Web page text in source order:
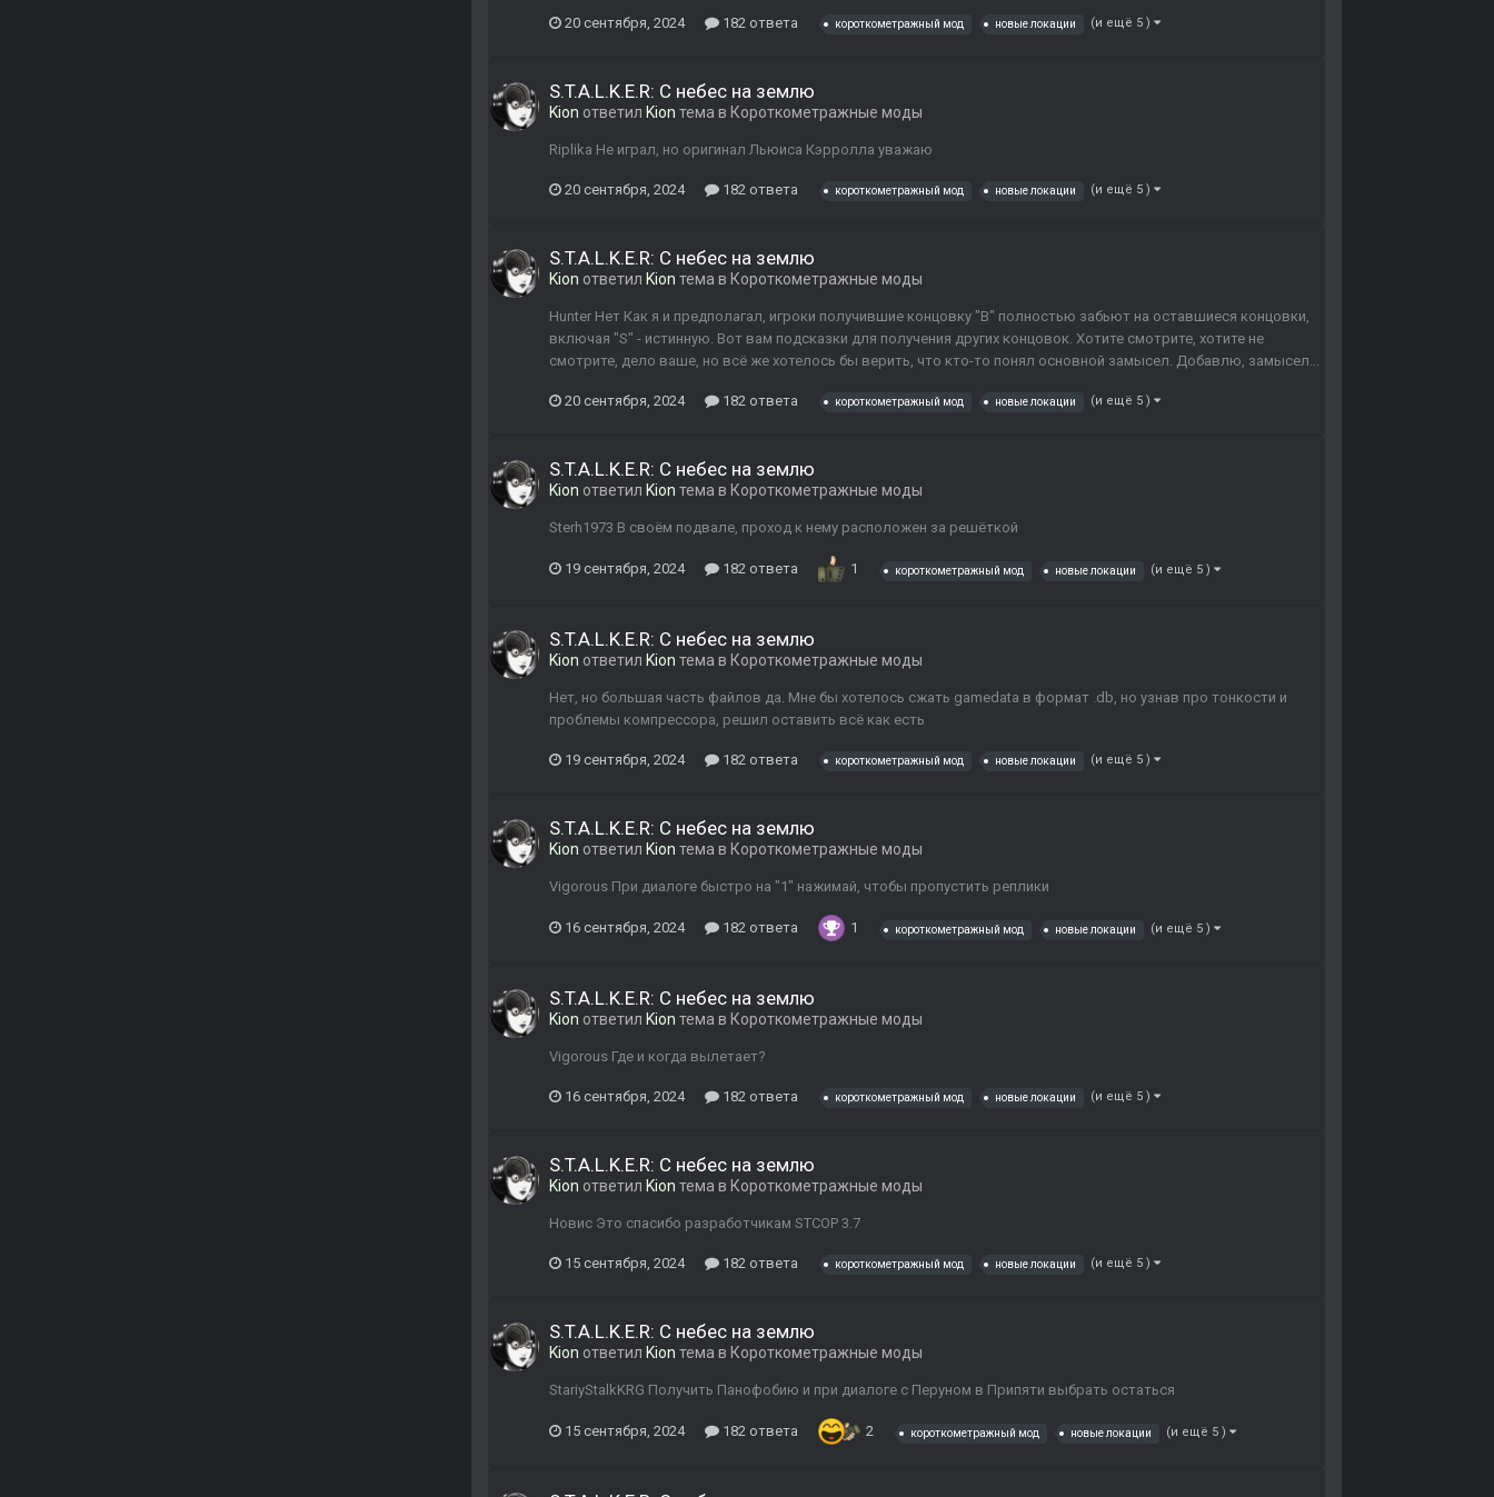
20 сентября, 2024 182 ответа короткометражный мод новые локации (и ещё 5 )
S.T.A.L.K.E.R: С небес на землю
Kion ответил Kion тема в Короткометражные моды
Riplika Не играл, но оригинал Льюиса Кэрролла уважаю
20 сентября, 2024 182 ответа короткометражный мод новые локации (и ещё 5 )
S.T.A.L.K.E.R: С небес на землю
Kion ответил Kion тема в Короткометражные моды
Hunter Нет Как я и предполагал, игроки получившие концовку "B" полностью забьют на оставшиеся концовки,
включая "S" - истинную. Вот вам подсказки для получения других концовок. Хотите смотрите, хотите не
смотрите, дело ваше, но всё же хотелось бы верить, что кто-то понял основной замысел. Добавлю, замысел...
20 сентября, 2024 182 ответа короткометражный мод новые локации (и ещё 5 )
S.T.A.L.K.E.R: С небес на землю
Kion ответил Kion тема в Короткометражные моды
Sterh1973 В своём подвале, проход к нему расположен за решёткой
19 сентября, 2024 182 ответа 1 короткометражный мод новые локации (и ещё 5 )
S.T.A.L.K.E.R: С небес на землю
Kion ответил Kion тема в Короткометражные моды
Нет, но большая часть файлов да. Мне бы хотелось сжать gamedata в формат .db, но узнав про тонкости и
проблемы компрессора, решил оставить всё как есть
19 сентября, 2024 182 ответа короткометражный мод новые локации (и ещё 5 )
S.T.A.L.K.E.R: С небес на землю
Kion ответил Kion тема в Короткометражные моды
Vigorous При диалоге быстро на "1" нажимай, чтобы пропустить реплики
16 сентября, 2024 182 ответа 1 короткометражный мод новые локации (и ещё 5 )
S.T.A.L.K.E.R: С небес на землю
Kion ответил Kion тема в Короткометражные моды
Vigorous Где и когда вылетает?
16 сентября, 2024 182 ответа короткометражный мод новые локации (и ещё 5 )
S.T.A.L.K.E.R: С небес на землю
Kion ответил Kion тема в Короткометражные моды
Новис Это спасибо разработчикам STCOP 3.7
15 сентября, 2024 182 ответа короткометражный мод новые локации (и ещё 5 )
S.T.A.L.K.E.R: С небес на землю
Kion ответил Kion тема в Короткометражные моды
StariyStalkKRG Получить Панофобию и при диалоге с Перуном в Припяти выбрать остаться
15 сентября, 2024 182 ответа 2 короткометражный мод новые локации (и ещё 5 )